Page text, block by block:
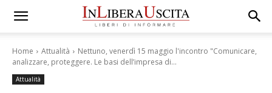
Home Attualità
Nettuno, venerdì 15 maggio l'incontro "Comunicare,
analizzare, proteggere. Le basi dell’impresa di...
Attualità